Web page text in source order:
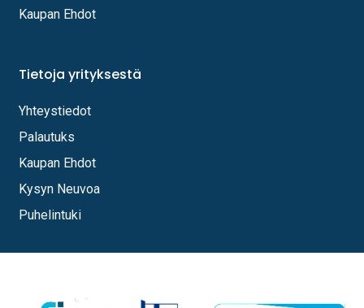
Kaupan Ehdot
Tietoja yrityksestä
Yhteystiedot
Palautuks
Kaupan Ehdot
Kysyn Neuvoa
Puhelintuki